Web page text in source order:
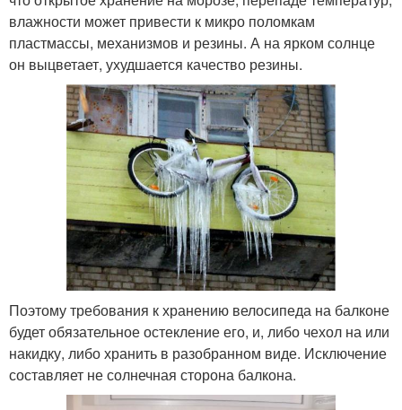
влажности может привести к микро поломкам
пластмассы, механизмов и резины. А на ярком солнце
он выцветает, ухудшается качество резины.
Поэтому требования к хранению велосипеда на балконе
будет обязательное остекление его, и, либо чехол на или
накидку, либо хранить в разобранном виде. Исключение
составляет не солнечная сторона балкона.